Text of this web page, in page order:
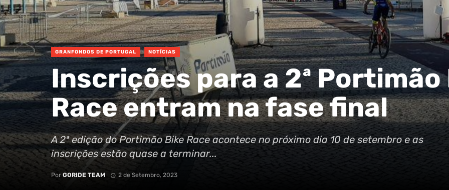
GRANFONDOS DE PORTUGAL NOTÍCIAS
Inscrições para a 2ª Portimão
Race entram na fase final
A 2ª edição do Portimão Bike Race acontece no próximo dia 10 de setembro e as
inscrições estão quase a terminar...
Por GORIDE TEAM 2 de Setembro, 2023